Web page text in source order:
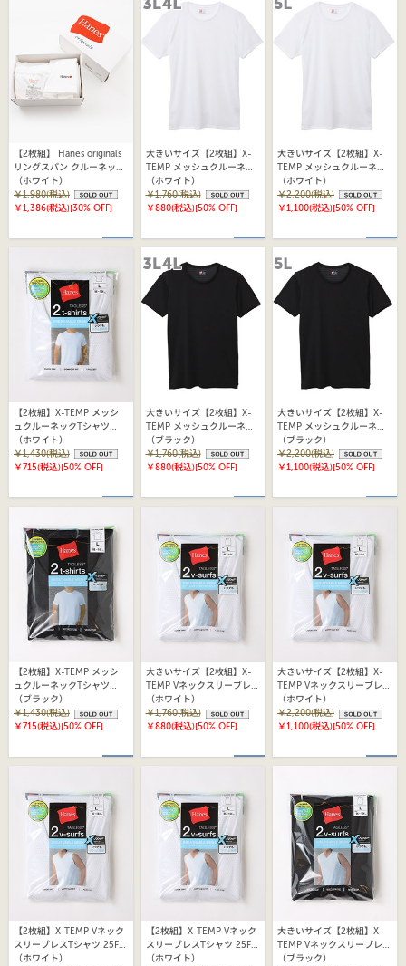
【2枚組】 Hanes originals
リングスパン クルーネック
Tシャツ 25FW ヘインズ
(HM1EB701)
（ホワイト）
￥1,980(税込)
￥1,386(税込)[30% OFF]
大きいサイズ【2枚組】X-
TEMP メッシュクルーネッ
クTシャツ 25FW ヘインズ
(HM1EZ701)
（ホワイト）
￥1,760(税込)
￥880(税込)[50% OFF]
大きいサイズ【2枚組】X-
TEMP メッシュクルーネッ
クTシャツ 25FW ヘインズ
(HM1EZ701)
（ホワイト）
￥2,200(税込)
￥1,100(税込)[50% OFF]
【2枚組】X-TEMP メッシ
ュクルーネックTシャツ
25FW ヘインズ(HM1EZ701)
（ホワイト）
￥1,430(税込)
￥715(税込)[50% OFF]
大きいサイズ【2枚組】X-
TEMP メッシュクルーネッ
クTシャツ 25FW ヘインズ
(HM1EZ701)
（ブラック）
￥1,760(税込)
￥880(税込)[50% OFF]
大きいサイズ【2枚組】X-
TEMP メッシュクルーネッ
クTシャツ 25FW ヘインズ
(HM1EZ701)
（ブラック）
￥2,200(税込)
￥1,100(税込)[50% OFF]
【2枚組】X-TEMP メッシ
ュクルーネックTシャツ
25FW ヘインズ(HM1EZ701)
（ブラック）
￥1,430(税込)
￥715(税込)[50% OFF]
大きいサイズ【2枚組】X-
TEMP Vネックスリーブレス
Tシャツ 25FW ヘインズ
(HM3EZ701)
（ホワイト）
￥1,760(税込)
￥880(税込)[50% OFF]
大きいサイズ【2枚組】X-
TEMP Vネックスリーブレス
Tシャツ 25FW ヘインズ
(HM3EZ701)
（ホワイト）
￥2,200(税込)
￥1,100(税込)[50% OFF]
【2枚組】X-TEMP Vネック
スリーブレスTシャツ 25FW
ヘインズ(HM3EZ701)
（ホワイト）
【2枚組】X-TEMP Vネック
スリーブレスTシャツ 25FW
ヘインズ(HM3EZ701)
（ホワイト）
大きいサイズ【2枚組】X-
TEMP Vネックスリーブレス
Tシャツ 25FW ヘインズ
（ブラック）